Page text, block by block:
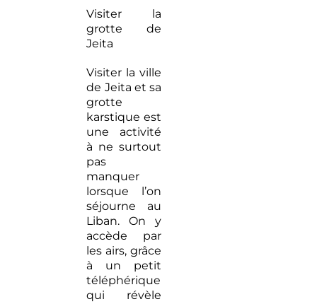
Visiter la
grotte de
Jeita
Visiter la ville
de Jeita et sa
grotte
karstique est
une activité
à ne surtout
pas
manquer
lorsque l’on
séjourne au
Liban. On y
accède par
les airs, grâce
à un petit
téléphérique
qui révèle